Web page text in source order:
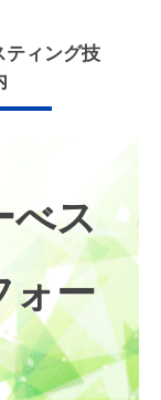
ティング技
べス
ォー